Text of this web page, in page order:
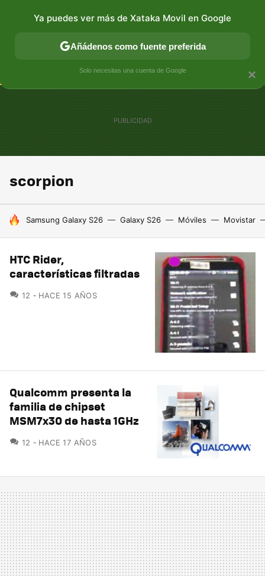
CONECTIVIDAD MÓVIL Y SOCIEDAD APLICACIONES
scorpion
HOY SE HABLA DE
Samsung Galaxy S26 Galaxy S26 Móviles Movistar
HTC Rider,
características filtradas
12 COMENTARIOS
HACE 15 AÑOS
Qualcomm presenta la
familia de chipset
MSM7x30 de hasta 1GHz
12 COMENTARIOS
HACE 17 AÑOS
×
Ya puedes ver más de Xataka Movil en Google
Añádenos como fuente preferida
Solo necesitas una cuenta de Google